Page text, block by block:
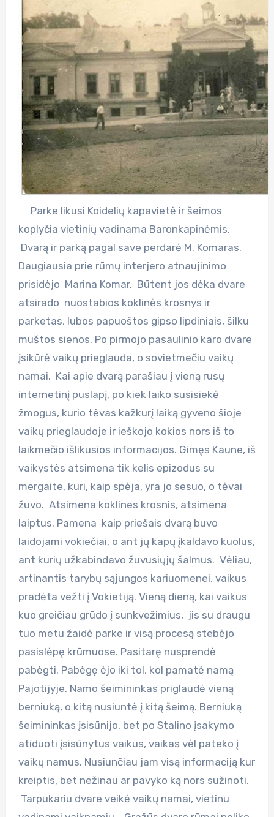
Parke likusi Koidelių kapavietė ir šeimos
koplyčia vietinių vadinama Baronkapinėmis.
Dvarą ir parką pagal save perdarė M. Komaras.
Daugiausia prie rūmų interjero atnaujinimo
prisidėjo Marina Komar. Būtent jos dėka dvare
atsirado nuostabios koklinės krosnys ir
parketas, lubos papuoštos gipso lipdiniais, šilku
muštos sienos. Po pirmojo pasaulinio karo dvare
įsikūrė vaikų prieglauda, o sovietmečiu vaikų
namai. Kai apie dvarą parašiau į vieną rusų
internetinį puslapį, po kiek laiko susisiekė
žmogus, kurio tėvas kažkurį laiką gyveno šioje
vaikų prieglaudoje ir ieškojo kokios nors iš to
laikmečio išlikusios informacijos. Gimęs Kaune, iš
vaikystės atsimena tik kelis epizodus su
mergaite, kuri, kaip spėja, yra jo sesuo, o tėvai
žuvo. Atsimena koklines krosnis, atsimena
laiptus. Pamena kaip priešais dvarą buvo
laidojami vokiečiai, o ant jų kapų įkaldavo kuolus,
ant kurių užkabindavo žuvusiųjų šalmus. Vėliau,
artinantis tarybų sąjungos kariuomenei, vaikus
pradėta vežti į Vokietiją. Vieną dieną, kai vaikus
kuo greičiau grūdo į sunkvežimius, jis su draugu
tuo metu žaidė parke ir visą procesą stebėjo
pasislėpę krūmuose. Pasitarę nusprendė
pabėgti. Pabėgę ėjo iki tol, kol pamatė namą
Pajotijyje. Namo šeimininkas priglaudė vieną
berniuką, o kitą nusiuntė į kitą šeimą. Berniuką
šeimininkas įsisūnijo, bet po Stalino įsakymo
atiduoti įsisūnytus vaikus, vaikas vėl pateko į
vaikų namus. Nusiunčiau jam visą informaciją kur
kreiptis, bet nežinau ar pavyko ką nors sužinoti.
Tarpukariu dvare veikė vaikų namai, vietinu